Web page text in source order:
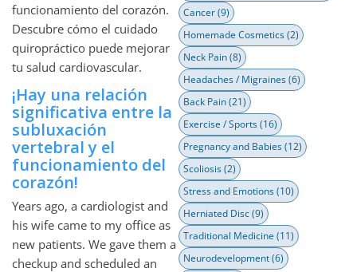
funcionamiento del corazón.
Descubre cómo el cuidado
quiropráctico puede mejorar
tu salud cardiovascular.
¡Hay una relación
significativa entre la
subluxación
vertebral y el
funcionamiento del
corazón!
Years ago, a cardiologist and
his wife came to my office as
new patients. We gave them a
checkup and scheduled an
Cancer(9)
Homemade Cosmetics(2)
Neck Pain(8)
Headaches / Migraines(6)
Back Pain(21)
Exercise / Sports(16)
Pregnancy and Babies(12)
Scoliosis(2)
Stress and Emotions(10)
Herniated Disc(9)
Traditional Medicine (11)
Neurodevelopment(6)